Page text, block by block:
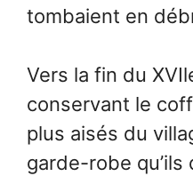
tombaient en
Vers la fin du
conservant le
plus aisés du
garde-robe